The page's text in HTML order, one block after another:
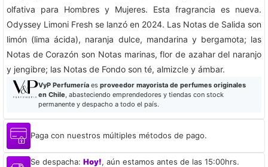
olfativa para Hombres y Mujeres. Esta fragrancia es nueva.
Odyssey Limoni Fresh se lanzó en 2024. Las Notas de Salida son
limón (lima ácida), naranja dulce, mandarina y bergamota; las
Notas de Corazón son Notas marinas, flor de azahar del naranjo
y jengibre; las Notas de Fondo son té, almizcle y ámbar.
VyP Perfumeríaes proveedor mayorista de perfumes originales
en Chile, abasteciendo emprendedores y tiendas con stock
permanente y despacho a todo el país.
Paga con nuestros múltiples métodos de pago.
Se despacha: Hoy!, aún estamos antes de las 15:00hrs.